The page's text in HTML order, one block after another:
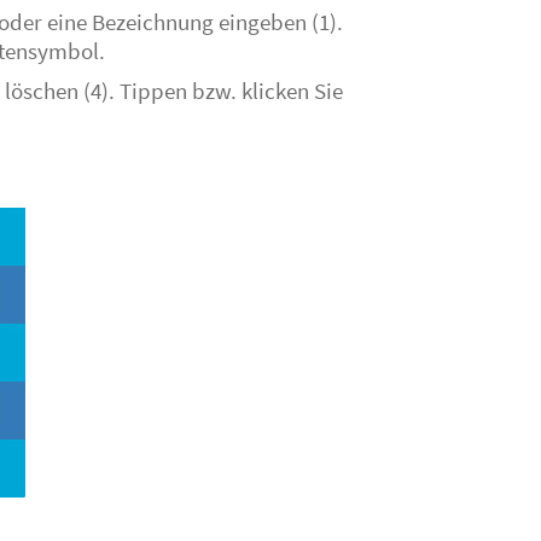
eine Bezeichnung eingeben (1).
(4). Tippen bzw. klicken Sie